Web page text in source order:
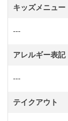
キッズメニュー
---
アレルギー表記
---
テイクアウト